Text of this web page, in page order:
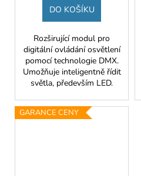
DO KOŠÍKU
Rozširující modul pro
digitální ovládání osvětlení
pomocí technologie DMX.
Umožňuje inteligentně řídit
světla, především LED.
GARANCE CENY